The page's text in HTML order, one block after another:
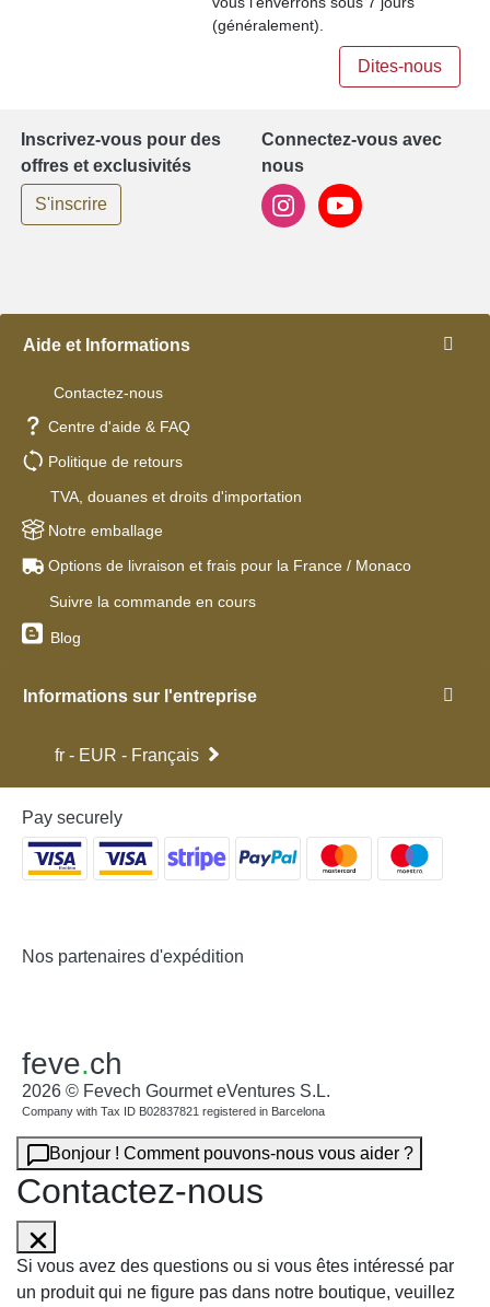
(généralement).
Dites-nous
Inscrivez-vous pour des
offres et exclusivités
S'inscrire
Connectez-vous avec
nous
Aide et Informations
Contactez-nous
Centre d'aide & FAQ
Politique de retours
TVA, douanes et droits d'importation
Notre emballage
Options de livraison et frais pour la France / Monaco
Suivre la commande en cours
Blog
Informations sur l'entreprise
fr - EUR - Français
Pay securely
Nos partenaires d'expédition
feve.ch
2026 © Fevech Gourmet eVentures S.L.
Company with Tax ID B02837821 registered in Barcelona
Bonjour ! Comment pouvons-nous vous aider ?
Contactez-nous
Si vous avez des questions ou si vous êtes intéressé par
un produit qui ne figure pas dans notre boutique, veuillez